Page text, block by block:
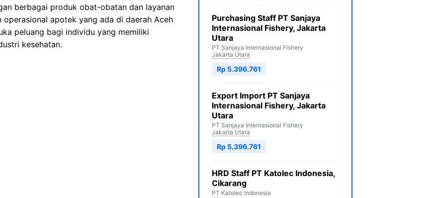
berbagai produk obat-obatan dan layanan
operasional apotek yang ada di daerah Aceh
peluang bagi individu yang memiliki
kesehatan.
Purchasing Staff PT Sanjaya
Internasional Fishery, Jakarta
Utara
PT Sanjaya Internasional Fishery
Jakarta Utara
Rp 5.396.761
Export Import PT Sanjaya
Internasional Fishery, Jakarta
Utara
PT Sanjaya Internasional Fishery
Jakarta Utara
Rp 5.396.761
HRD Staff PT Katolec Indonesia,
Cikarang
PT Katolec Indonesia